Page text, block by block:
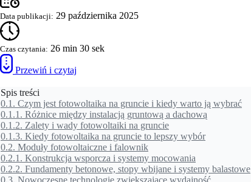
Data publikacji: 29 października 2025
Czas czytania: 26 min 30 sek
Przewiń i czytaj
Spis treści
0.1. Czym jest fotowoltaika na gruncie i kiedy warto ją wybrać
0.1.1. Różnice między instalacją gruntową a dachową
0.1.2. Zalety i wady fotowoltaiki na gruncie
0.1.3. Kiedy fotowoltaika na gruncie to lepszy wybór
0.2. Moduły fotowoltaiczne i falownik
0.2.1. Konstrukcja wsporcza i systemy mocowania
0.2.2. Fundamenty betonowe, stopy wbijane i systemy balastowe
0.3. Nowoczesne technologie zwiększające wydajność